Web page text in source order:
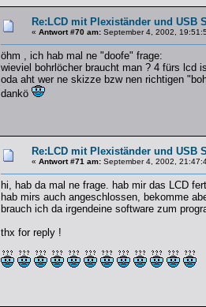
Re:LCD mit Plexiständer und USB
« Antwort #70 am:September 4, 2002,
öhm , ich hab mal ne "doofe" frage:
wieviel bohrlöcher braucht man ? 4 fürs lcd
oda aht wer ne skizze bzw nen richtigen
dankö
Re:LCD mit Plexiständer und USB
« Antwort #71 am:September 4, 2002,
hi, hab da mal ne frage. hab mir das LCD
hab mirs auch angeschlossen, bekomme
brauch ich da irgendeine software zum
thx for reply !